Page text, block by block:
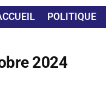
POLITIQUE
2024